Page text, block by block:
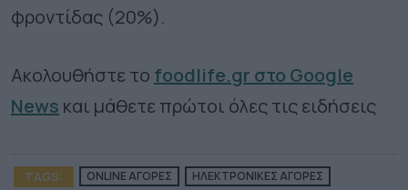
φροντίδας (20%).
Ακολουθήστε το foodlife.gr στο Google
News και μάθετε πρώτοι όλες τις ειδήσεις
TAGS: ONLINE ΑΓΟΡΕΣ ΗΛΕΚΤΡΟΝΙΚΕΣ ΑΓΟΡΕΣ